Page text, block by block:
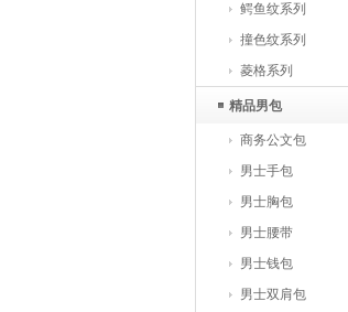
鳄鱼纹系列
撞色纹系列
菱格系列
精品男包
商务公文包
男士手包
男士胸包
男士腰带
男士钱包
男士双肩包